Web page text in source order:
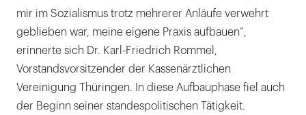
mir im Sozialismus trotz mehrerer Anläufe verwehrt
geblieben war, meine eigene Praxis aufbauen“,
erinnerte sich Dr. Karl-Friedrich Rommel,
Vorstandsvorsitzender der Kassenärztlichen
Vereinigung Thüringen. In diese Aufbauphase fiel auch
der Beginn seiner standespolitischen Tätigkeit.